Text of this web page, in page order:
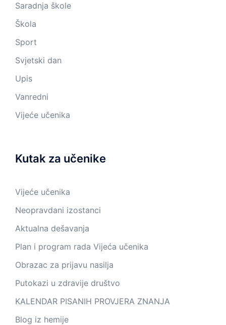
Saradnja škole
Škola
Sport
Svjetski dan
Upis
Vanredni
Vijeće učenika
Kutak za učenike
Vijeće učenika
Neopravdani izostanci
Aktualna dešavanja
Plan i program rada Vijeća učenika
Obrazac za prijavu nasilja
Putokazi u zdravije društvo
KALENDAR PISANIH PROVJERA ZNANJA
Blog iz hemije